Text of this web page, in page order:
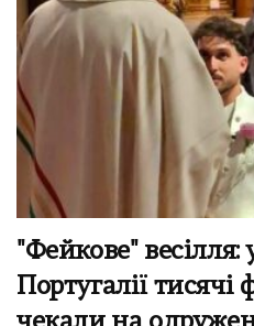
"Фейкове" весілля:
Португалії тисячі